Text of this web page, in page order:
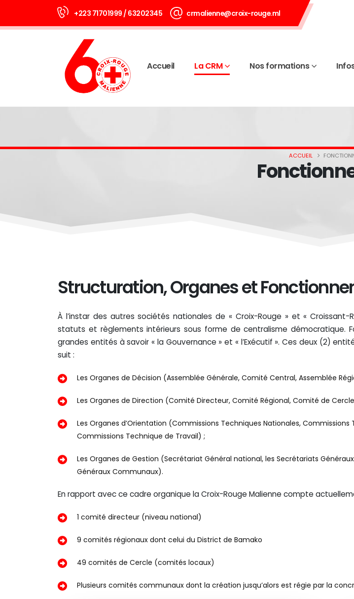
+223 71701999 / 63202345 crmalienne@croix-rouge.ml
Accueil La CRM Nos formations
ACCUEIL
Structuration, Organes et
À l’instar des autres sociétés nationales de « Croix-Rouge » et «
statuts et règlements intérieurs sous forme de centralisme démocratique.
grandes entités à savoir « la Gouvernance » et « l’Exécutif ». Ces deux (2)
suit :
Les Organes de Décision (Assemblée Générale, Comité Central, Assemblée
Les Organes de Direction (Comité Directeur, Comité Régional, Comité de
Les Organes d’Orientation (Commissions Techniques Nationales,
Commissions Technique de Travail) ;
Les Organes de Gestion (Secrétariat Général national, les Secrétariats
Généraux Communaux).
En rapport avec ce cadre organique la Croix-Rouge Malienne compte
1 comité directeur (niveau national)
9 comités régionaux dont celui du District de Bamako
49 comités de Cercle (comités locaux)
Plusieurs comités communaux dont la création jusqu’alors est régie par la